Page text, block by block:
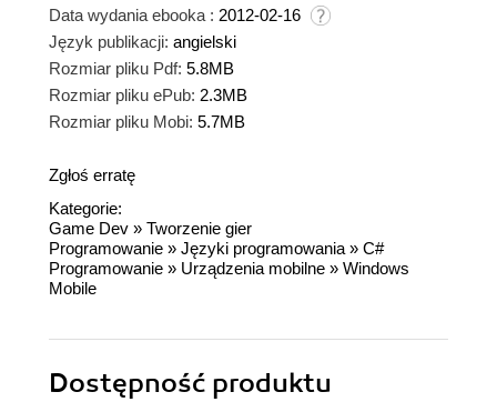
Data wydania ebooka : 2012-02-16
Język publikacji: angielski
Rozmiar pliku Pdf: 5.8MB
Rozmiar pliku ePub: 2.3MB
Rozmiar pliku Mobi: 5.7MB
Zgłoś erratę
Kategorie:
Game Dev » Tworzenie gier
Programowanie » Języki programowania » C#
Programowanie » Urządzenia mobilne » Windows
Mobile
Dostępność produktu